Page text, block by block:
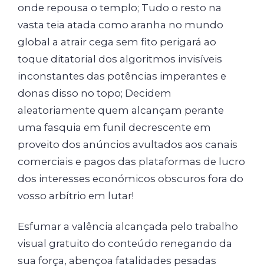
onde repousa o templo; Tudo o resto na
vasta teia atada como aranha no mundo
global a atrair cega sem fito perigará ao
toque ditatorial dos algoritmos invisíveis
inconstantes das potências imperantes e
donas disso no topo; Decidem
aleatoriamente quem alcançam perante
uma fasquia em funil decrescente em
proveito dos anúncios avultados aos canais
comerciais e pagos das plataformas de lucro
dos interesses económicos obscuros fora do
vosso arbítrio em lutar!
Esfumar a valência alcançada pelo trabalho
visual gratuito do conteúdo renegando da
sua força, abençoa fatalidades pesadas